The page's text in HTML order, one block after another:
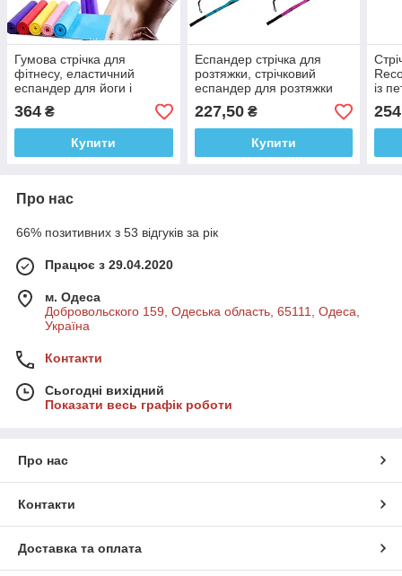
Гумова стрічка для
фітнесу, еластичний
еспандер для йоги і
пілатесу 150см (Blast
band)
364 ₴
Купити
Еспандер стрічка для
розтяжки, стрічковий
еспандер для розтяжки
235 х 2,5см, 12 петель
227,50₴
Купити
із
Про нас
66% позитивних з 53 відгуків за рік
Працює з 29.04.2020
м. Одеса
Добровольского 159, Одеська область, 65111, Одеса,
Україна
Контакти
Сьогодні вихідний
Показати весь графік роботи
Про нас
Контакти
Доставка та оплата